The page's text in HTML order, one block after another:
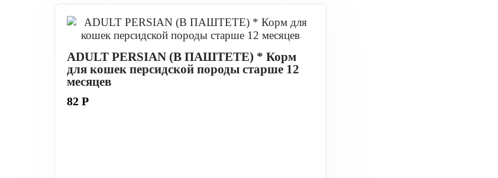
ADULT PERSIAN (В ПАШТЕТЕ) * Корм
для кошек персидской породы старше 12
месяцев
82 Р